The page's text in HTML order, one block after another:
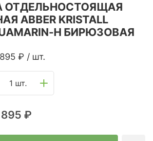
ОТДЕЛЬНОСТОЯЩАЯ
ABBER KRISTALL
H БИРЮЗОВАЯ
₽ / шт.
1 шт.
₽